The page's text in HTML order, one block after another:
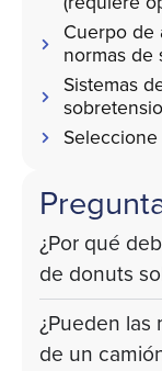
Cuerpo de
normas de
Sistemas
¿Por qué
de donuts
¿Pueden
de un